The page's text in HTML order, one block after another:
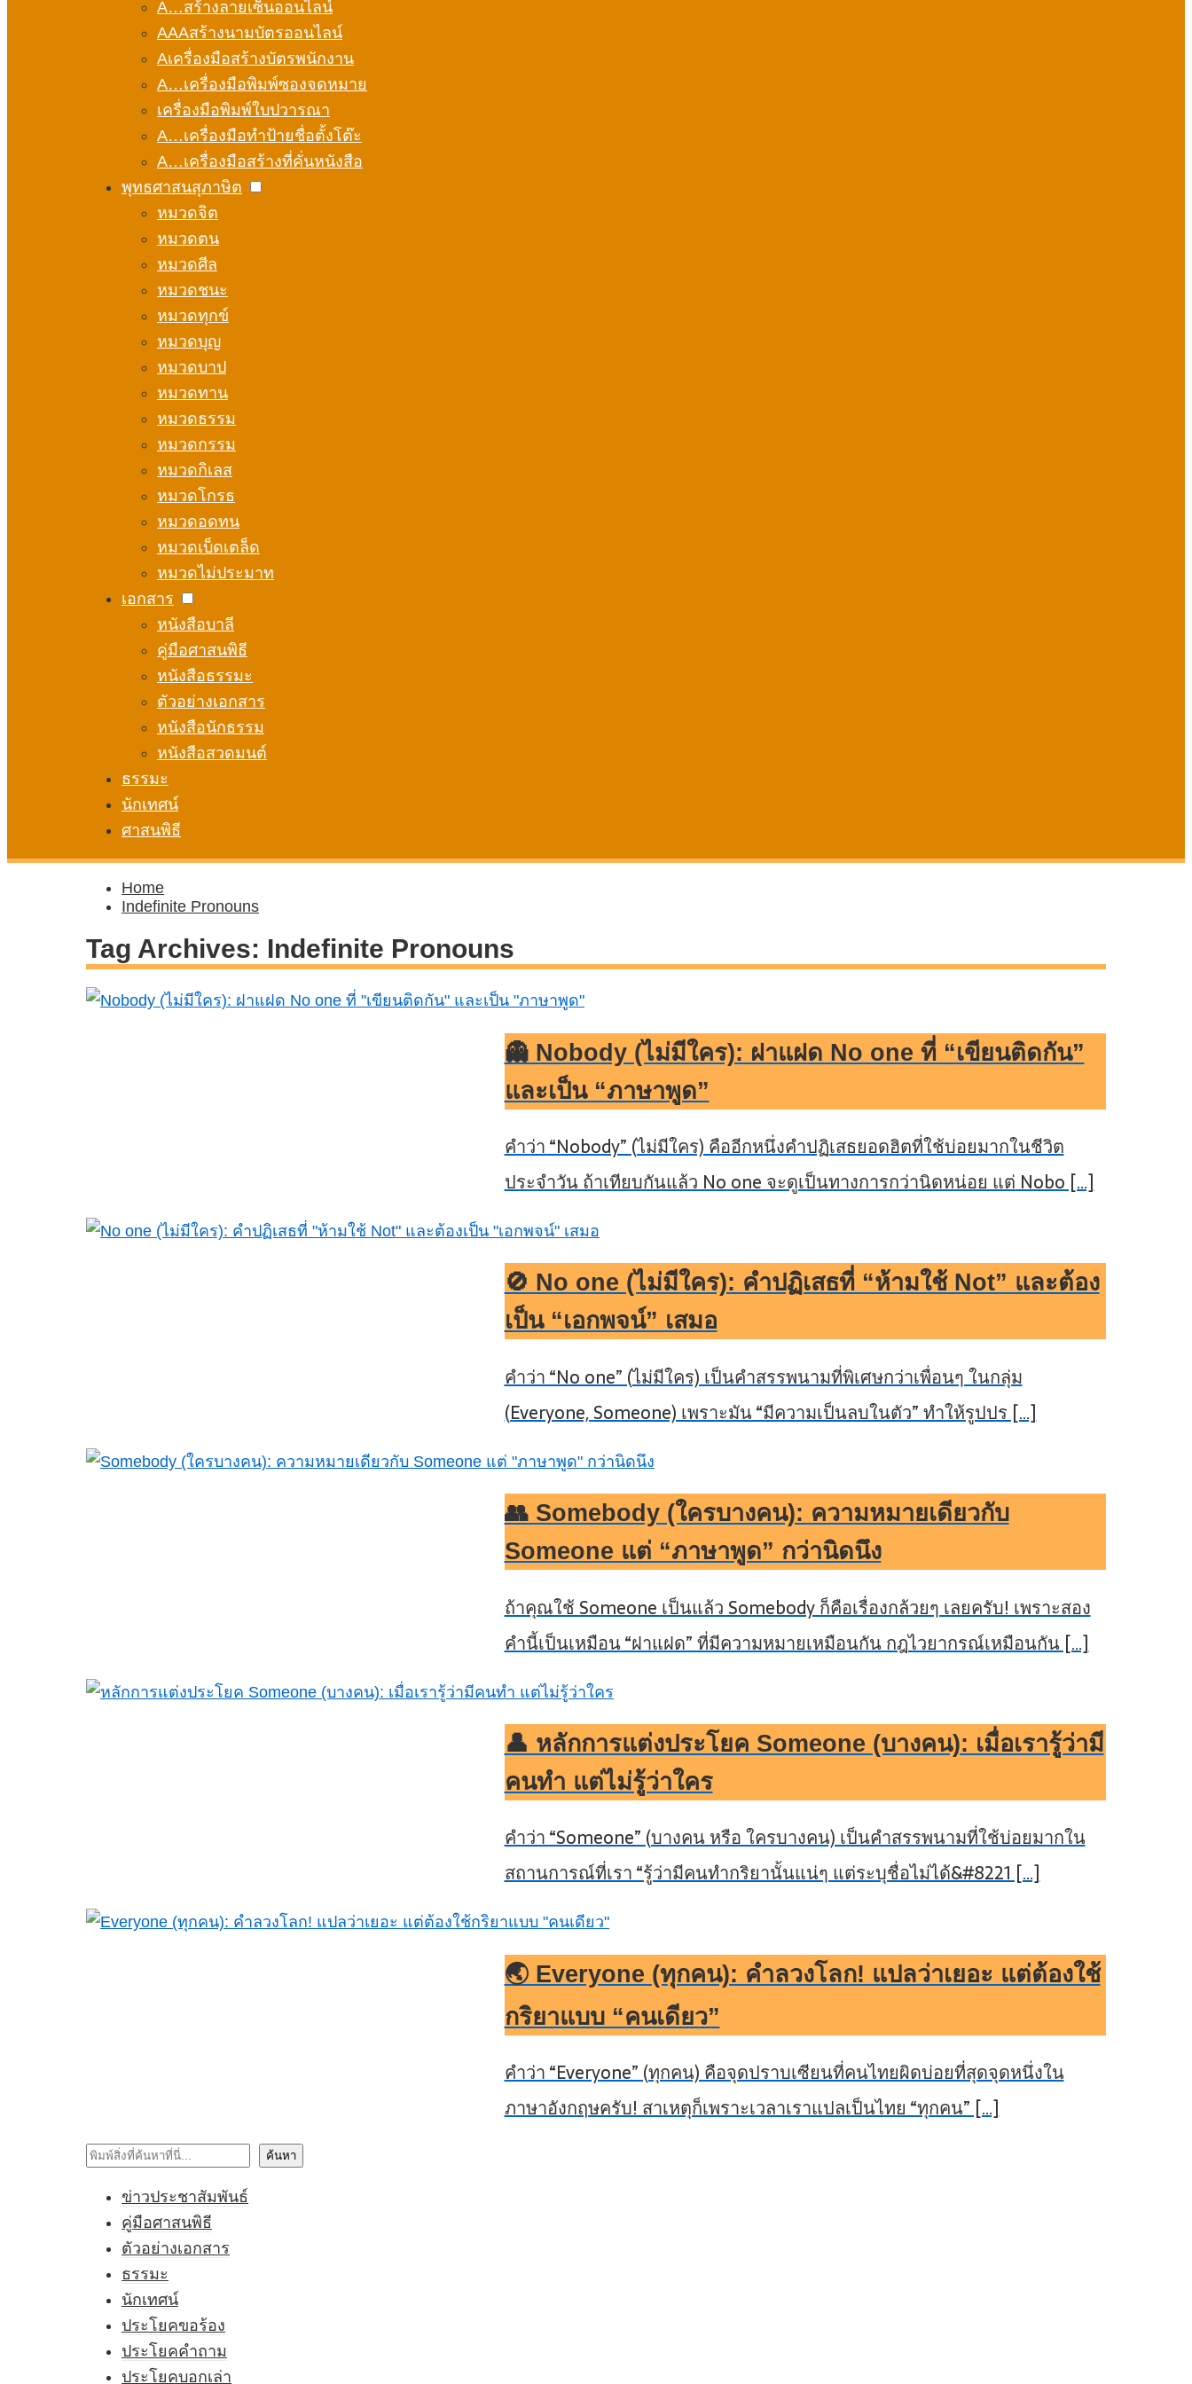
A…สร้างลายเซ็นออนไลน์
AAAสร้างนามบัตรออนไลน์
Aเครื่องมือสร้างบัตรพนักงาน
A…เครื่องมือพิมพ์ซองจดหมาย
เครื่องมือพิมพ์ใบปวารณา
A…เครื่องมือทำป้ายชื่อตั้งโต๊ะ
A…เครื่องมือสร้างที่คั่นหนังสือ
พุทธศาสนสุภาษิต
หมวดจิต
หมวดตน
หมวดศีล
หมวดชนะ
หมวดทุกข์
หมวดบุญ
หมวดบาป
หมวดทาน
หมวดธรรม
หมวดกรรม
หมวดกิเลส
หมวดโกรธ
หมวดอดทน
หมวดเบ็ดเตล็ด
หมวดไม่ประมาท
เอกสาร
หนังสือบาลี
คู่มือศาสนพิธี
หนังสือธรรมะ
ตัวอย่างเอกสาร
หนังสือนักธรรม
หนังสือสวดมนต์
ธรรมะ
นักเทศน์
ศาสนพิธี
Home
Indefinite Pronouns
Tag Archives: Indefinite Pronouns
👻 Nobody (ไม่มีใคร): ฝาแฝด No one ที่ “เขียนติดกัน”
และเป็น “ภาษาพูด”
คำว่า “Nobody” (ไม่มีใคร) คืออีกหนึ่งคำปฏิเสธยอดฮิตที่ใช้บ่อยมากในชีวิต
ประจำวัน ถ้าเทียบกันแล้ว No one จะดูเป็นทางการกว่านิดหน่อย แต่ Nobo […]
🚫 No one (ไม่มีใคร): คำปฏิเสธที่ “ห้ามใช้ Not” และต้อง
เป็น “เอกพจน์” เสมอ
คำว่า “No one” (ไม่มีใคร) เป็นคำสรรพนามที่พิเศษกว่าเพื่อนๆ ในกลุ่ม
(Everyone, Someone) เพราะมัน “มีความเป็นลบในตัว” ทำให้รูปปร […]
👥 Somebody (ใครบางคน): ความหมายเดียวกับ
Someone แต่ “ภาษาพูด” กว่านิดนึง
ถ้าคุณใช้ Someone เป็นแล้ว Somebody ก็คือเรื่องกล้วยๆ เลยครับ! เพราะสอง
คำนี้เป็นเหมือน “ฝาแฝด” ที่มีความหมายเหมือนกัน กฎไวยากรณ์เหมือนกัน […]
👤 หลักการแต่งประโยค Someone (บางคน): เมื่อเรารู้ว่ามี
คนทำ แต่ไม่รู้ว่าใคร
คำว่า “Someone” (บางคน หรือ ใครบางคน) เป็นคำสรรพนามที่ใช้บ่อยมากใน
สถานการณ์ที่เรา “รู้ว่ามีคนทำกริยานั้นแน่ๆ แต่ระบุชื่อไม่ได้&#8221 […]
🌏 Everyone (ทุกคน): คำลวงโลก! แปลว่าเยอะ แต่ต้องใช้
กริยาแบบ “คนเดียว”
คำว่า “Everyone” (ทุกคน) คือจุดปราบเซียนที่คนไทยผิดบ่อยที่สุดจุดหนึ่งใน
ภาษาอังกฤษครับ! สาเหตุก็เพราะเวลาเราแปลเป็นไทย “ทุกคน” […]
ค้นหา ค้นหา
ข่าวประชาสัมพันธ์
คู่มือศาสนพิธี
ตัวอย่างเอกสาร
ธรรมะ
นักเทศน์
ประโยคขอร้อง
ประโยคคำถาม
ประโยคบอกเล่า